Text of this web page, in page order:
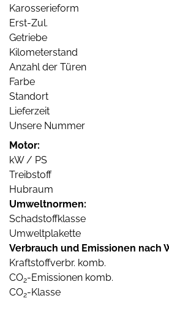
Karosserieform
Erst-Zul.
Getriebe
Kilometerstand
Anzahl der Türen
Farbe
Standort
Lieferzeit
Unsere Nummer
Motor:
kW / PS
Treibstoff
Hubraum
Umweltnormen:
Schadstoffklasse
Umweltplakette
Verbrauch und Emissionen nach
Kraftstoffverbr. komb.
CO2-Emissionen komb.
CO2-Klasse